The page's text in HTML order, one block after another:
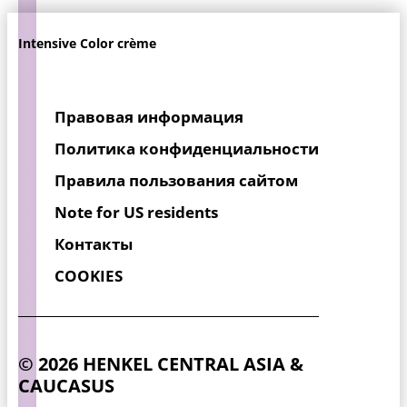
...
Купить сейчас
Intensive Color crème
Правовая информация
Политика конфиденциальности
Правила пользования сайтом
Note for US residents
Контакты
COOKIES
© 2026 HENKEL CENTRAL ASIA &
CAUCASUS